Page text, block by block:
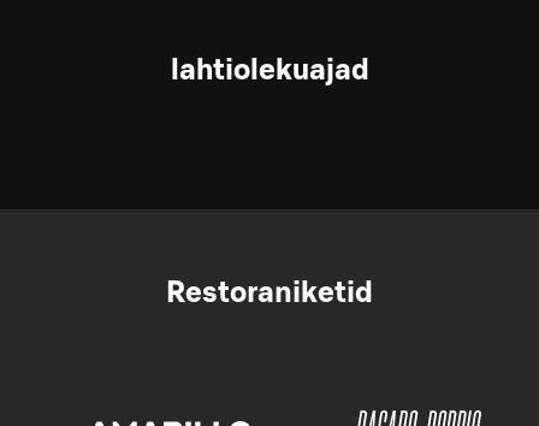
lahtiolekuajad
Restoraniketid